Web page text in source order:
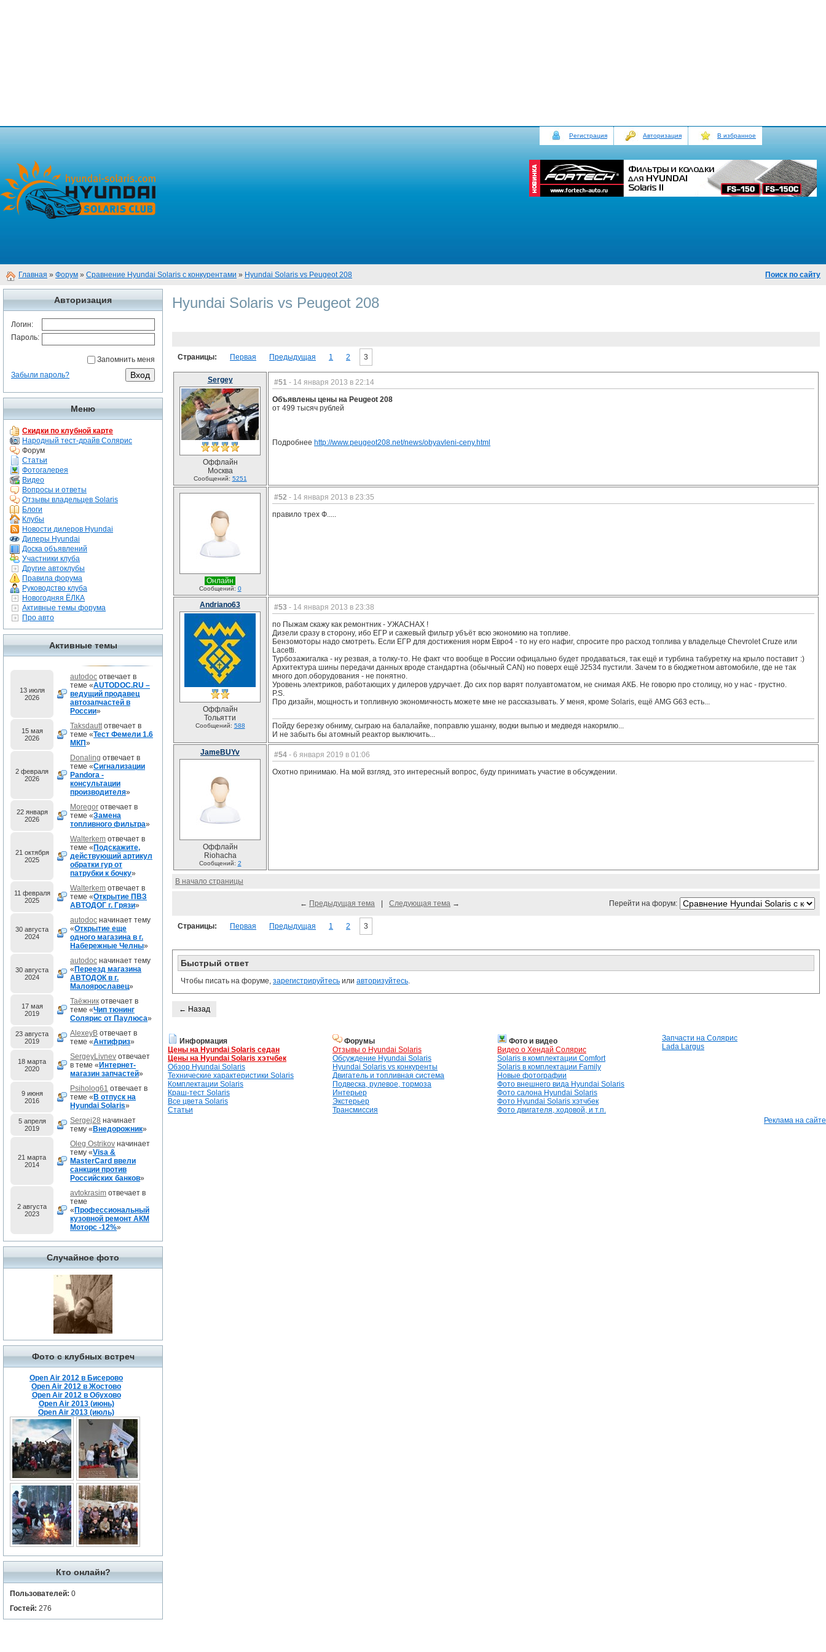
Регистрация Авторизация В избранное
Главная » Форум » Сравнение Hyundai Solaris с конкурентами » Hyundai Solaris vs Peugeot 208 Поиск по сайту
Авторизация
Логин:
Пароль:
Запомнить меня
Забыли пароль?
Меню
Скидки по клубной карте
Народный тест-драйв Солярис
Форум
Статьи
Фотогалерея
Видео
Вопросы и ответы
Отзывы владельцев Solaris
Блоги
Клубы
Новости дилеров Hyundai
Дилеры Hyundai
Доска объявлений
Участники клуба
Другие автоклубы
Правила форума
Руководство клуба
Новогодняя ЁЛКА
Активные темы форума
Про авто
Активные темы
13 июля
2026
autodoc отвечает в
теме «AUTODOC.RU –
ведущий продавец
автозапчастей в
России»
15 мая
2026
Taksdauttотвечает в
теме «Тест Фемели 1.6
МКП»
2 февраля
2026
Donaling отвечает в
теме «Сигнализации
Pandora -
консультации
производителя»
22 января
2026
Moregor отвечает в
теме «Замена
топливного фильтра»
21 октября
2025
Walterkem отвечает в
теме « Подскажите,
действующий артикул
обратки гур от
патрубки к бочку»
11 февраля
2025
Walterkem отвечает в
теме «Открытие ПВЗ
АВТОДОГ г. Грязи»
30 августа
2024
autodoc начинает тему
«Открытие еще
одного магазина в г.
Набережные Челны»
30 августа
2024
autodoc начинает тему
« Переезд магазина
АВТОДОК в г.
Малоярославец»
17 мая
2019
Таёжник отвечает в
теме «Чип тюнинг
Солярис от Паулюса»
23 августа
2019
AlexeyB отвечает в
теме «Антифриз»
18 марта
2020
SergeyLivnev отвечает
в теме « Интернет-
магазин запчастей»
9 июня
2016
Psiholog61 отвечает в
теме « В отпуск на
Hyundai Solaris»
5 апреля
2019
Sergej28 начинает
тему « Внедорожник»
21 марта
2014
Oleg Ostrikov начинает
тему «Visa &
MasterCard ввели
санкции против
Российских банков»
2 августа
2023
avtokrasim отвечает в
теме
« Профессиональный
кузовной ремонт АКМ
Моторс -12%»
Случайное фото
Фото с клубных встреч
Open Air 2012 в Бисерово
Open Air 2012 в Жостово
Open Air 2012 в Обухово
Open Air 2013 (июнь)
Open Air 2013 (июль)
Кто онлайн?
Пользователей: 0
Гостей: 276
Hyundai Solaris vs Peugeot 208
Страницы: Первая Предыдущая 1 2 3
Sergey
Оффлайн
Москва
Сообщений: 5251
#51 - 14 января 2013 в 22:14
Объявлены цены на Peugeot 208
от 499 тысяч рублей
Подробнее http://www.peugeot208.net/news/obyavleni-ceny.html
Онлайн
Сообщений: 0
#52 - 14 января 2013 в 23:35
правило трех Ф.....
Andriano63
Оффлайн
Тольятти
Сообщений: 588
#53 - 14 января 2013 в 23:38
по Пыжам скажу как ремонтник - УЖАСНАХ !
Дизели сразу в сторону, ибо ЕГР и сажевый фильтр убъёт всю экономию на топливе.
Бензомоторы надо смотреть. Если ЕГР для достижения норм Евро4 - то ну его нафиг, спросите про расход топлива у владельце Chevrolet Cruze или
Lacetti.
Турбозажигалка - ну резвая, а толку-то. Не факт что вообще в России офицально будет продаваться, так ещё и турбина табуретку на крыло поставит :)
Архитектура шины передачи данных вроде стандартна (обычный CAN) но поверх ещё J2534 пустили. Зачем то в бюджетном автомобиле, где не так
много доп.оборудования - не понятно.
Уровень электриков, работающих у дилеров удручает. До сих пор варят полуавтоматом, не снимая АКБ. Не говорю про столицу, но у нас - грустно.
P.S.
Про дизайн, мощность и топливную экономичность можете мне не рассказывать. У меня, кроме Solaris, ещё AMG G63 есть...
Пойду березку обниму, сыграю на балалайке, поправлю ушанку, водки выпью и медведя накормлю...
И не забыть бы атомный реактор выключить...
JameBUYv
Оффлайн
Riohacha
Сообщений: 2
#54 - 6 января 2019 в 01:06
Охотно принимаю. На мой взгляд, это интересный вопрос, буду принимать участие в обсуждении.
В начало страницы
← Предыдущая тема Следующая тема → Перейти на форум:
Страницы: Первая Предыдущая 1 2 3
Быстрый ответ
Чтобы писать на форуме, зарегистрируйтесь или авторизуйтесь.
← Назад
Информация
Цены на Hyundai Solaris седан
Цены на Hyundai Solaris хэтчбек
Обзор Hyundai Solaris
Технические характеристики Solaris
Комплектации Solaris
Краш-тест Solaris
Все цвета Solaris
Статьи
Форумы
Отзывы о Hyundai Solaris
Обсуждение Hyundai Solaris
Hyundai Solaris vs конкуренты
Двигатель и топливная система
Подвеска, рулевое, тормоза
Интерьер
Экстерьер
Трансмиссия
Фото и видео
Видео о Хендай Солярис
Solaris в комплектации Comfort
Solaris в комплектации Family
Новые фотографии
Фото внешнего вида Hyundai Solaris
Фото салона Hyundai Solaris
Фото Hyundai Solaris хэтчбек
Фото двигателя, ходовой, и т.п.
Запчасти на Солярис
Lada Largus
Реклама на сайте